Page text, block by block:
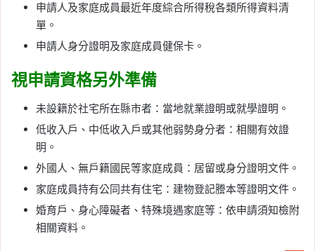
申請人及家庭成員最近年度綜合所得稅各類所得資料清
單。
申請人身分證明及家庭成員健保卡。
視申請資格另外準備
未設籍於社宅所在縣市者：當地就業證明或就學證明。
低收入戶、中低收入戶或其他弱勢身分者：相關有效證
明。
外國人、無戶籍國民等家庭成員：居留或身分證明文件。
家庭成員持有公同共有住宅：建物登記謄本等證明文件。
婚育戶、身心障礙者、特殊境遇家庭等：依申請須知檢附
相關資料。